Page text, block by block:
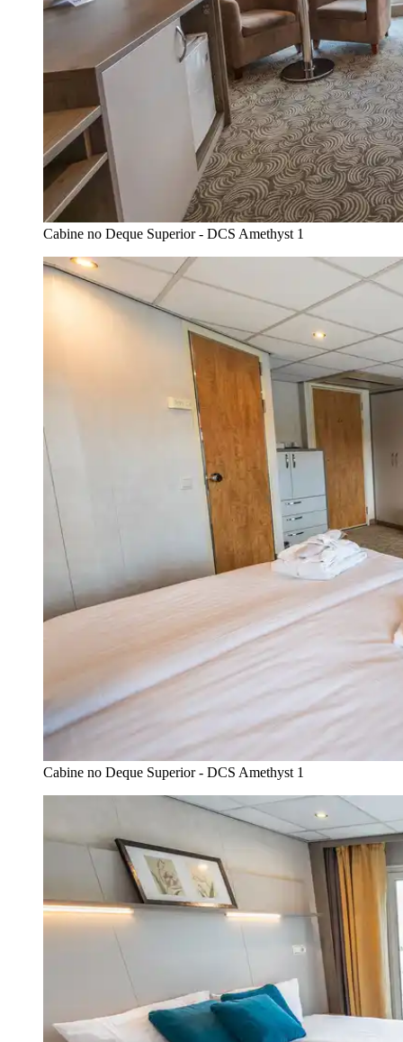
Cabine no Deque Superior - DCS Amethyst 1
Cabine no Deque Superior - DCS Amethyst 1